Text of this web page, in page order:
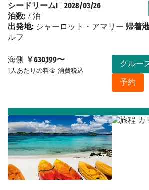
海側 ￥630,199〜
1人あたりの料金 消費税込
クルー
予約
シードリームI
2028/03/26
泊数: 7 泊
出発地: シャーロット・アマリー 帰着
ルフ